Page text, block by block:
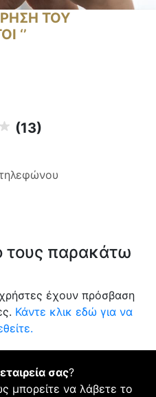
ΤΟΥ
‘’
(13)
τους παρακάτω
έχουν πρόσβαση
Κάντε κλικ εδώ για να
σας?
μπορείτε να λάβετε το